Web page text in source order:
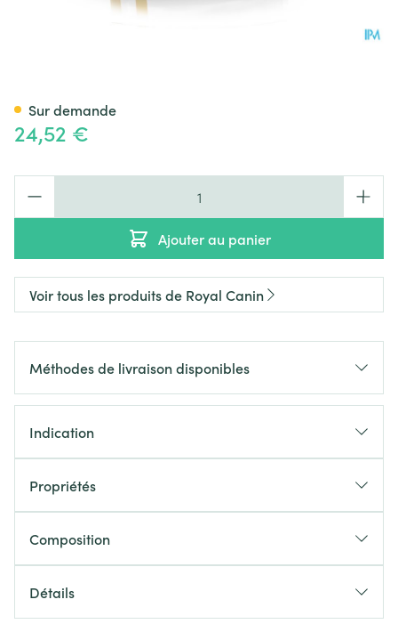
24,52 €
Ajouter au panier
Sur demande
Voir tous les produits de Royal Canin
Méthodes de livraison disponibles
Indication
Propriétés
Composition
Détails